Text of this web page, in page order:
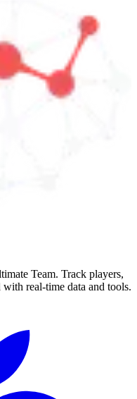
Team. Track players,
real-time data and tools.